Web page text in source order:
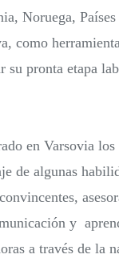
Noruega,
como
pronta etapa
en Varsovia
de algunas
y
a través de la